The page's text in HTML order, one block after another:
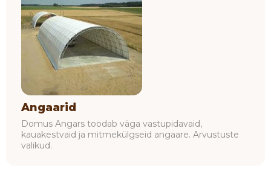
Angaarid
Domus Angars toodab väga vastupidavaid,
kauakestvaid ja mitmekülgseid angaare. Arvustuste
valikud.